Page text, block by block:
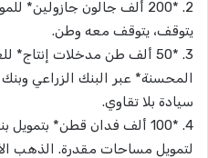
2. *200 ألف جالون جازولين*
يتوقف، يتوقف معه وطن.
3. *50 ألف طن مدخلات إنتاج*
المحسنة* عبر البنك الزراعي وبنك
سيادة بلا تقاوي.
4. *100 ألف فدان قطن*
لتمويل مساحات مقدرة. الذهب